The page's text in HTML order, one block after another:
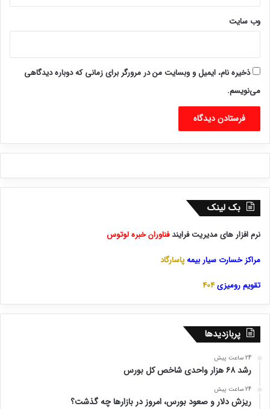
وب‌ سایت
ذخیره نام، ایمیل و وبسایت من در مرورگر برای زمانی که دوباره دیدگاهی
می‌نویسم.
بک لینک
نرم افزار های مدیریت فرایندفناوران خبره لوتوس
مراکز خسارت سیار بیمهپاسارگاد
تقویم رومیزی404
پربازدیدها
24 ساعت پیش
رشد ۶۸ هزار واحدی شاخص کل بورس
24 ساعت پیش
ریزش دلار و صعود بورس، امروز در بازارها چه گذشت؟